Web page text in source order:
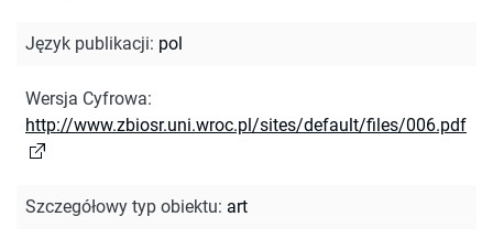
Język publikacji: pol
Wersja Cyfrowa:
http://www.zbiosr.uni.wroc.pl/sites/default/files/006.pdf
Szczegółowy typ obiektu: art